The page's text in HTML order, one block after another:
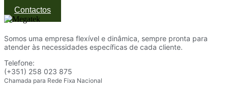
Contactos
Somos uma empresa flexível e dinâmica, sempre pronta para
atender às necessidades específicas de cada cliente.
Telefone:
(+351) 258 023 875
Chamada para Rede Fixa Nacional